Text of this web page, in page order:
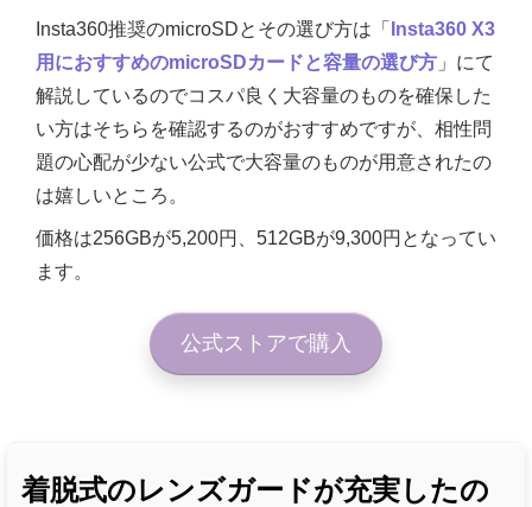
Insta360推奨のmicroSDとその選び方は「
Insta360 X3
用におすすめのmicroSDカードと容量の選び方 」にて
解説しているのでコスパ良く大容量のものを確保した
い方はそちらを確認するのがおすすめですが、相性問
題の心配が少ない公式で大容量のものが用意されたの
は嬉しいところ。
価格は256GBが5,200円、512GBが9,300円となってい
ます。
公式ストアで購入
着脱式のレンズガードが充実したの